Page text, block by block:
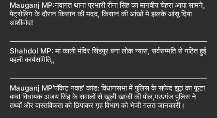
Mauganj MP:नवागत थाना प्रभारी रीना सिंह का मानवीय चेहरा आया सामने,
पेट्रोलिंग के दौरान किसान की मदद, किसान की आंखों मे झलके आंसू दिया
आशीर्वाद!
Shahdol MP: मां काली मंदिर सिंहपुर बना लोक न्यास, सर्वसम्मति से गठित हुई
पहली कार्यसमिति,,
Mauganj MP’पॉकेट गवाह’ कांड: विधानसभा में पुलिस के सफेद झूठ का फूटा
बम्ब! विधायक अजय सिंह के सवालों से खुली खाकी की पोल,मऊगंज पुलिस ने
तथ्यों और वास्तविकता को छिपाकर गृह विभाग को भेजी गलत जानकारी।